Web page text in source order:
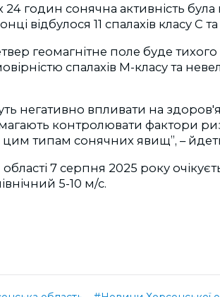
годин сонячна активність була
відбулося 11 спалахів класу C
геомагнітне поле буде
спалахів М-класу та
негативно впливати на
контролювати фактори
типам сонячних явищ”, –
7 серпня 2025 року
5-10 м/с.